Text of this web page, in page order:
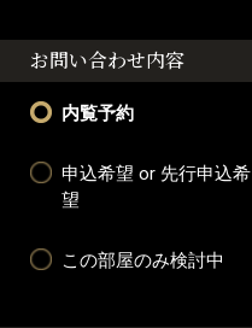
お問い合わせ内容
内覧予約
申込希望 or 先行申込希
望
この部屋のみ検討中